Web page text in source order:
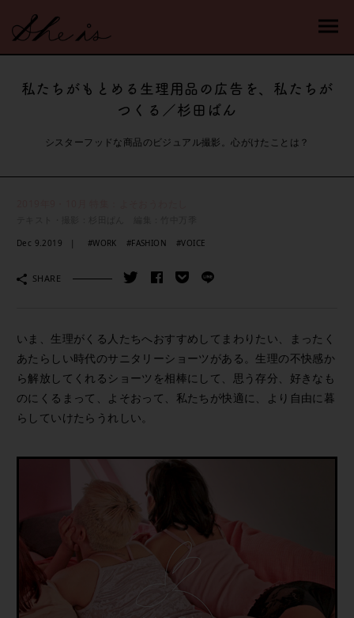
私たちがもとめる生理用品の広告を、私たちが
つくる／杉田ぱん
シスターフッドな商品のビジュアル撮影。心がけたことは？
Dec 9.2019 #WORK #FASHION #VOICE
SHARE
いま、生理がくる人たちへおすすめしてまわりたい、まったく
あたらしい時代のサニタリーショーツがある。生理の不快感か
ら解放してくれるショーツを相棒にして、思う存分、好きなも
のにくるまって、よそおって、私たちが快適に、より自由に暮
らしていけたらうれしい。